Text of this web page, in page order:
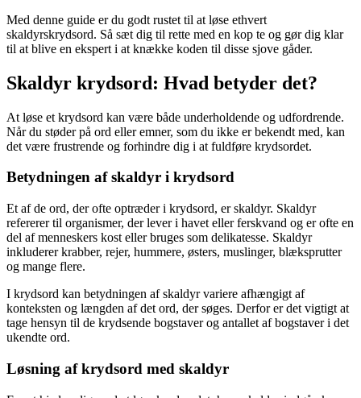
Med denne guide er du godt rustet til at løse ethvert
skaldyrskrydsord. Så sæt dig til rette med en kop te og gør dig klar
til at blive en ekspert i at knække koden til disse sjove gåder.
Skaldyr krydsord: Hvad betyder det?
At løse et krydsord kan være både underholdende og udfordrende.
Når du støder på ord eller emner, som du ikke er bekendt med, kan
det være frustrende og forhindre dig i at fuldføre krydsordet.
Betydningen af skaldyr i krydsord
Et af de ord, der ofte optræder i krydsord, er skaldyr. Skaldyr
refererer til organismer, der lever i havet eller ferskvand og er ofte en
del af menneskers kost eller bruges som delikatesse. Skaldyr
inkluderer krabber, rejer, hummere, østers, muslinger, blæksprutter
og mange flere.
I krydsord kan betydningen af skaldyr variere afhængigt af
konteksten og længden af det ord, der søges. Derfor er det vigtigt at
tage hensyn til de krydsende bogstaver og antallet af bogstaver i det
ukendte ord.
Løsning af krydsord med skaldyr